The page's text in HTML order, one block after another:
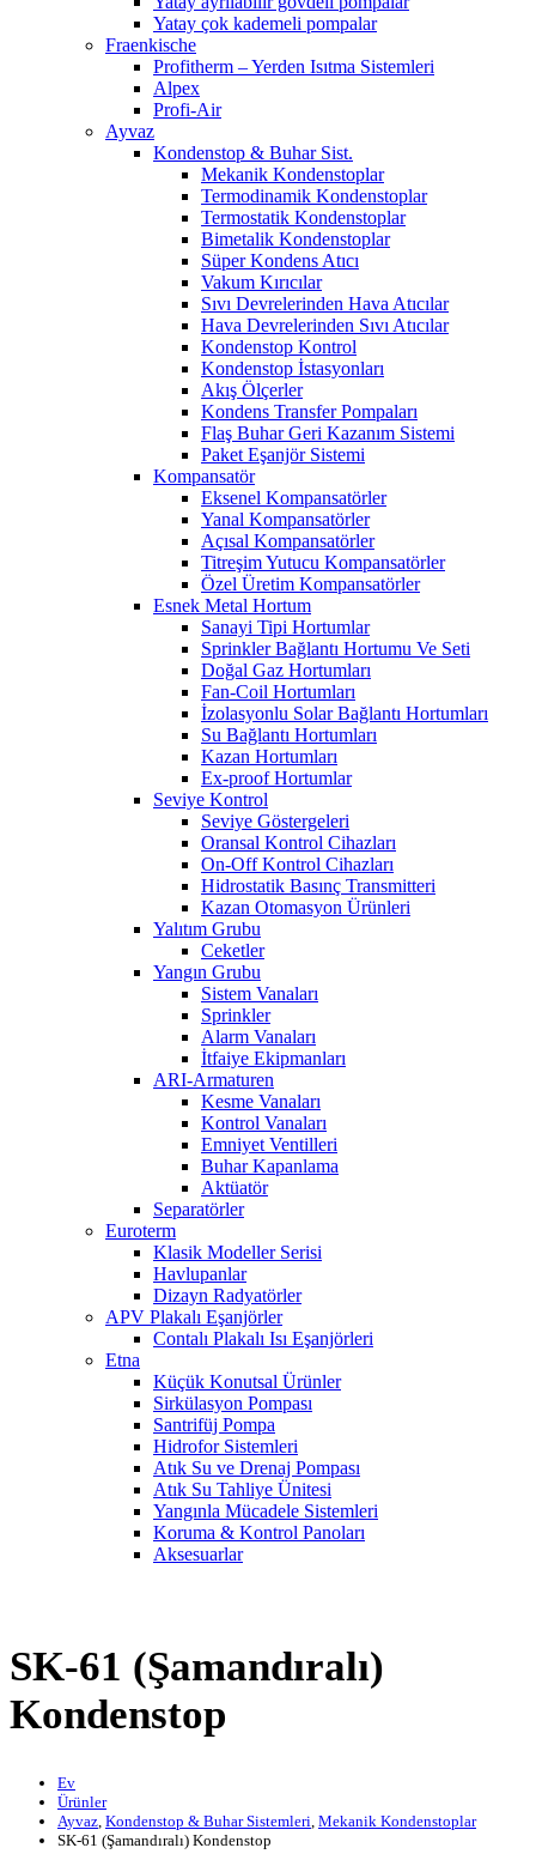
Yatay çok kademeli pompalar
Fraenkische
Profitherm – Yerden Isıtma Sistemleri
Alpex
Profi-Air
Ayvaz
Kondenstop & Buhar Sist.
Mekanik Kondenstoplar
Termodinamik Kondenstoplar
Termostatik Kondenstoplar
Bimetalik Kondenstoplar
Süper Kondens Atıcı
Vakum Kırıcılar
Sıvı Devrelerinden Hava Atıcılar
Hava Devrelerinden Sıvı Atıcılar
Kondenstop Kontrol
Kondenstop İstasyonları
Akış Ölçerler
Kondens Transfer Pompaları
Flaş Buhar Geri Kazanım Sistemi
Paket Eşanjör Sistemi
Kompansatör
Eksenel Kompansatörler
Yanal Kompansatörler
Açısal Kompansatörler
Titreşim Yutucu Kompansatörler
Özel Üretim Kompansatörler
Esnek Metal Hortum
Sanayi Tipi Hortumlar
Sprinkler Bağlantı Hortumu Ve Seti
Doğal Gaz Hortumları
Fan-Coil Hortumları
İzolasyonlu Solar Bağlantı Hortumları
Su Bağlantı Hortumları
Kazan Hortumları
Ex-proof Hortumlar
Seviye Kontrol
Seviye Göstergeleri
Oransal Kontrol Cihazları
On-Off Kontrol Cihazları
Hidrostatik Basınç Transmitteri
Kazan Otomasyon Ürünleri
Yalıtım Grubu
Ceketler
Yangın Grubu
Sistem Vanaları
Sprinkler
Alarm Vanaları
İtfaiye Ekipmanları
ARI-Armaturen
Kesme Vanaları
Kontrol Vanaları
Emniyet Ventilleri
Buhar Kapanlama
Aktüatör
Separatörler
Euroterm
Klasik Modeller Serisi
Havlupanlar
Dizayn Radyatörler
APV Plakalı Eşanjörler
Contalı Plakalı Isı Eşanjörleri
Etna
Küçük Konutsal Ürünler
Sirkülasyon Pompası
Santrifüj Pompa
Hidrofor Sistemleri
Atık Su ve Drenaj Pompası
Atık Su Tahliye Ünitesi
Yangınla Mücadele Sistemleri
Koruma & Kontrol Panoları
Aksesuarlar
SK-61 (Şamandıralı)
Kondenstop
Ev
Ürünler
Ayvaz, Kondenstop & Buhar Sistemleri, Mekanik Kondenstoplar
SK-61 (Şamandıralı) Kondenstop